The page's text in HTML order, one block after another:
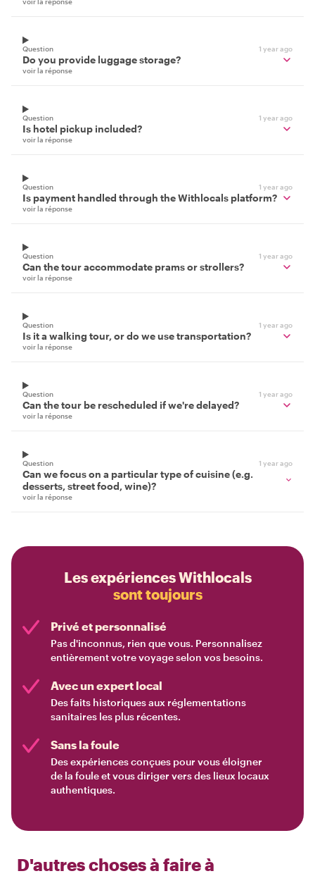
Question 1 year ago
Do you provide luggage storage?
voir la réponse
Question 1 year ago
Is hotel pickup included?
voir la réponse
Question 1 year ago
Is payment handled through the Withlocals platform?
voir la réponse
Question 1 year ago
Can the tour accommodate prams or strollers?
voir la réponse
Question 1 year ago
Is it a walking tour, or do we use transportation?
voir la réponse
Question 1 year ago
Can the tour be rescheduled if we're delayed?
voir la réponse
Question 1 year ago
Can we focus on a particular type of cuisine (e.g.
desserts, street food, wine)?
voir la réponse
Les expériences Withlocals
sont toujours
Privé et personnalisé
Pas d'inconnus, rien que vous. Personnalisez
entièrement votre voyage selon vos besoins.
Avec un expert local
Des faits historiques aux réglementations
sanitaires les plus récentes.
Sans la foule
Des expériences conçues pour vous éloigner
de la foule et vous diriger vers des lieux locaux
authentiques.
D'autres choses à faire à